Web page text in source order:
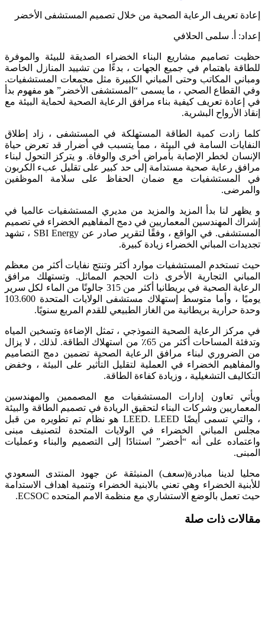
إعادة تعريف الرعاية الصحية من خلال تصميم المستشفى الأخضر
إعداد: أ. سلمى الحلافي
حظيت تصاميم مشاريع البناء الخضراء الصديقة للبيئة والموفرة
للطاقة باهتمام في جميع الجهات ، بدءًا من تشييد المنازل الخاصة
ومباني المكاتب وحتى المباني الكبيرة مثل مجمعات المستشفيات.
وفي القطاع الصحي ، ما يسمى “المستشفى الأخضر” هو مفهوم بدأ
في إعادة تعريف كيفية بناء مرافق الرعاية الصحية لحماية البيئة مع
إنقاذ الأرواح البشرية.
كلما زادت كمية الطاقة المستهلكة في المستشفى ، زاد إطلاق
النفايات السامة في البيئة ، مما يتسبب في أضرار قد تعرض حياة
الإنسان لخطر الإصابة بأمراض أخرى والوفاة. و يتركز التحول لبناء
مرافق رعاية صحية مستدامة إلى حد كبير على تقليل عبء الكربون
في المستشفيات مع ضمان الحفاظ على سلامة الموظفين
والمرضى.
و يظهر لنا بدأ المزيد والمزيد من مديري المستشفيات عالميا في
إشراك المهندسين المعماريين في دمج المفاهيم الخضراء في تصميم
المستشفى. في الواقع ، وفقًا لتقرير صادر عن SBI Energy ، تشهد
تجديدات المباني الخضراء زيادة كبيرة.
حيث تستخدم المستشفيات موارد أكثر وتنتج نفايات أكثر من معظم
المباني التجارية الأخرى ذات الحجم المماثل. وتستهلك مرافق
الرعاية الصحية في بريطانيا أكثر من 315 جالونًا من الماء لكل سرير
يوميًا ، وأما متوسط إستهلاك مستشفى الولايات المتحدة 103.600
وحدة حرارية بريطانية من الغاز الطبيعي للقدم المربع سنويًا.
في مركز الرعاية الصحية النموذجي ، تمثل الإضاءة وتسخين المياه
وتدفئة المساحات أكثر من 65٪ من استهلاك الطاقة. لذلك ، لا يزال
من الضروري لبناء مرافق الرعاية الصحية تضمين دمج التصاميم
والمفاهيم الخضراء في العملية لتقليل التأثير على البيئة ، وخفض
التكاليف التشغيلية ، وزيادة كفاءة الطاقة.
ويأتي تعاون إدارات المستشفيات مع المصممين والمهندسين
المعماريين وشركات البناء لتحقيق الريادة في تصميم الطاقة والبيئة
، والتي تسمى أيضًا LEED. LEED هو نظام تم تطويره من قبل
مجلس المباني الخضراء في الولايات المتحدة لتصنيف مبنى
واعتماده على أنه “أخضر” استنادًا إلى التصميم والبناء وعمليات
المبنى.
محليا لدينا مبادرة(سعف) المنبثقة عن جهود المنتدى السعودي
للأبنية الخضراء وهي تعني بالابنية الخضراء وتنمية اهداف الاستدامة
حيث تعمل بالوضع الاستشاري مع منظمة الامم المتحده ECSOC.
مقالات ذات صلة